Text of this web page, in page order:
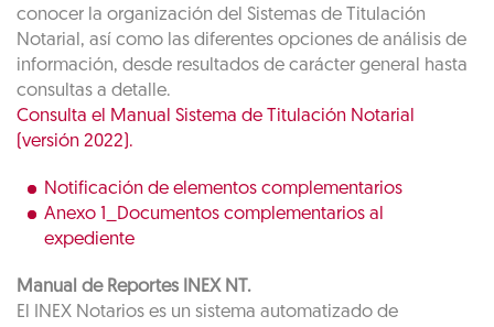
conocer la organización del Sistemas de Titulación
Notarial, así como las diferentes opciones de análisis de
información, desde resultados de carácter general hasta
consultas a detalle.
Consulta el Manual Sistema de Titulación Notarial
(versión 2022).
Notificación de elementos complementarios
Anexo 1_Documentos complementarios al
expediente
Manual de Reportes INEX NT.
El INEX Notarios es un sistema automatizado de